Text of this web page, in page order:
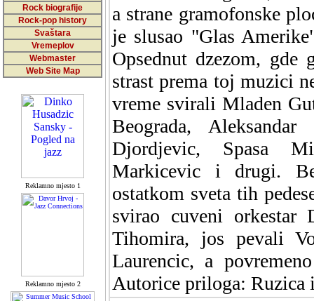
Rock biografije
Rock-pop history
Svaštara
Vremeplov
Webmaster
Web Site Map
Reklamno mjesto 1
Reklamno mjesto 2
a strane gramofonske
je slusao "Glas
Opsednut dzezom,
strast prema toj muzici
vreme svirali Mladen
Beograda,
Djordjevic, Spasa
Markicevic i drugi.
ostatkom sveta tih
svirao cuveni orkestar
Tihomira, jos pevali
Laurencic, a
Autorice priloga: